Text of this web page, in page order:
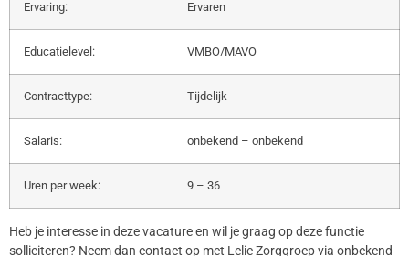
Ervaring: Ervaren
Educatielevel: VMBO/MAVO
Contracttype: Tijdelijk
Salaris: onbekend – onbekend
Uren per week: 9 – 36
Heb je interesse in deze vacature en wil je graag op deze functie
solliciteren? Neem dan contact op met Lelie Zorggroep via onbekend